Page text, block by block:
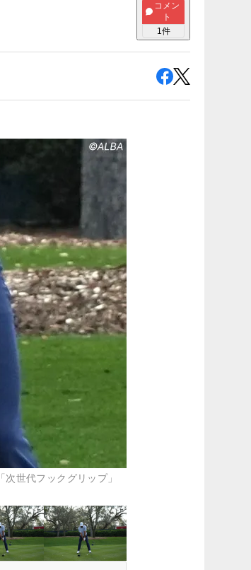
コメン
ト
1件
世代フックグリップ」